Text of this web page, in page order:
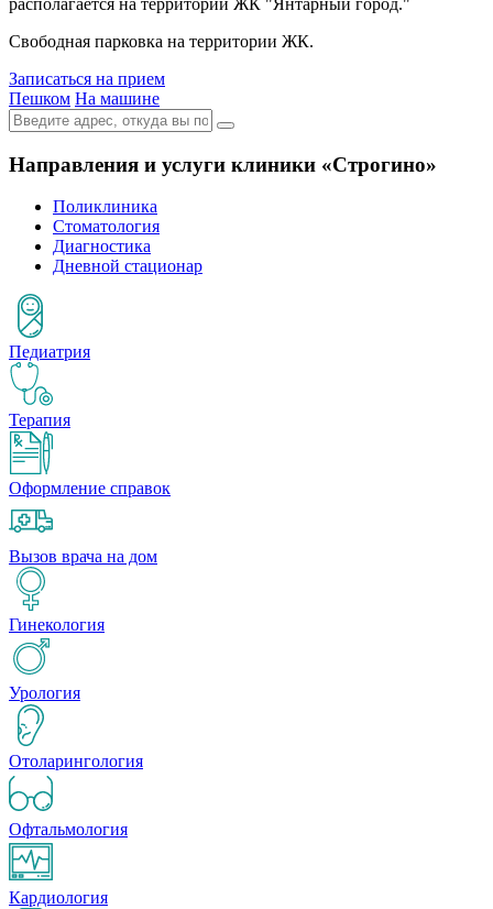
Свободная парковка на территории ЖК.
Записаться на прием
Пешком На машине
Направления и услуги клиники «Строгино»
Поликлиника
Стоматология
Диагностика
Дневной стационар
Педиатрия
Терапия
Оформление справок
Вызов врача на дом
Гинекология
Урология
Отоларингология
Офтальмология
Кардиология